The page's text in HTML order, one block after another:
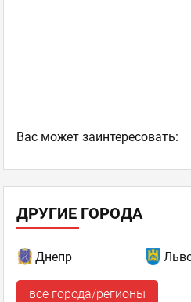
Ваc может заинтересовать:
ДРУГИЕ ГОРОДА
Днепр
все города/регионы